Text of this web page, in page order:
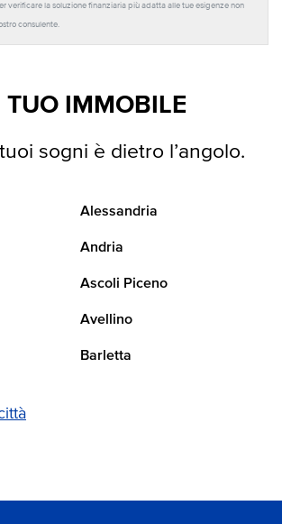
verificare la soluzione finanziaria più adatta alle tue esigenze non
consulente.
TUO IMMOBILE
sogni è dietro l’angolo.
Alessandria
Andria
Ascoli Piceno
Avellino
Barletta